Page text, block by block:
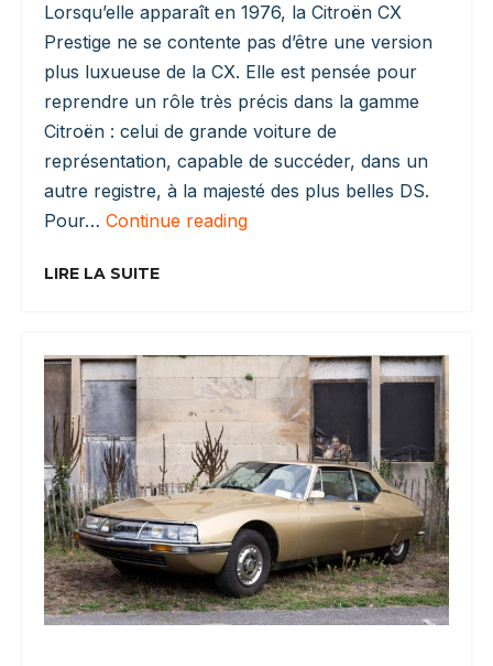
Lorsqu’elle apparaît en 1976, la Citroën CX
Prestige ne se contente pas d’être une version
plus luxueuse de la CX. Elle est pensée pour
reprendre un rôle très précis dans la gamme
Citroën : celui de grande voiture de
représentation, capable de succéder, dans un
autre registre, à la majesté des plus belles DS.
Pour… Continue readingCitroën
Routière
Française
À
Part
LIRE LA SUITE